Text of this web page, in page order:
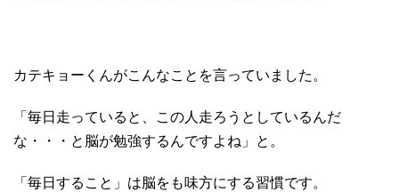
カテキョーくんがこんなことを言っていました。
「毎日走っていると、この人走ろうとしているんだ
な・・・と脳が勉強するんですよね」と。
「毎日すること」は脳をも味方にする習慣です。